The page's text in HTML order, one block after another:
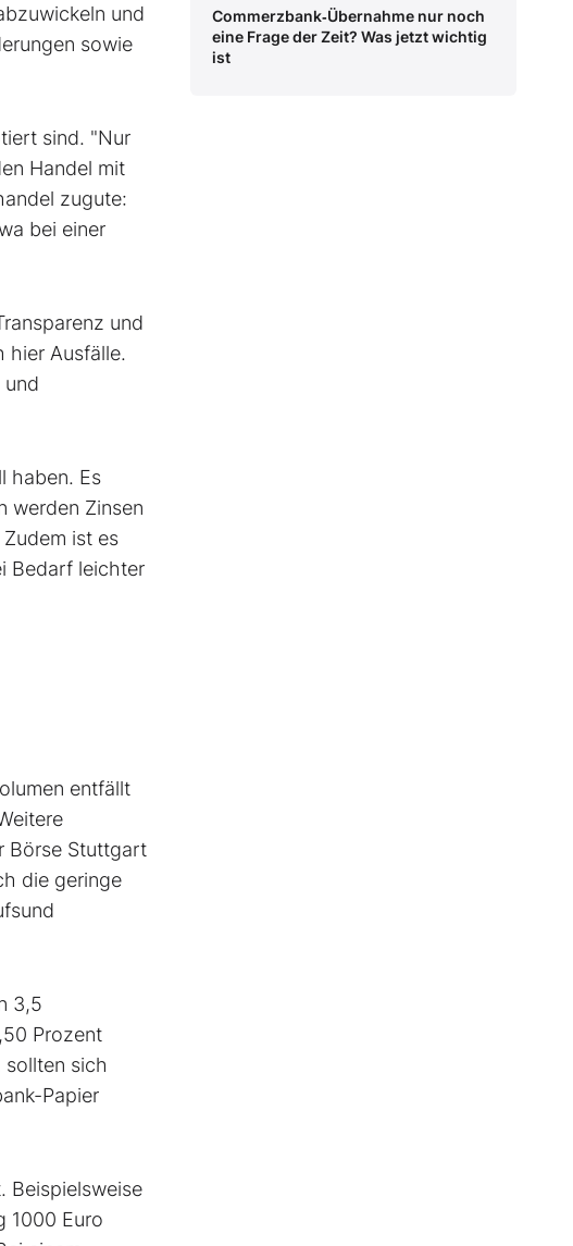
und
sowie
sind. "Nur
Handel mit
zugute:
bei einer
und
hier Ausfälle.
und
haben. Es
werden Zinsen
ist es
Bedarf leichter
entfällt
Börse Stuttgart
die geringe
3,5
Prozent
sollten sich
Papier
Beispielsweise
1000 Euro
Commerzbank‑Übernahme nur noch
eine Frage der Zeit? Was jetzt wichtig
ist